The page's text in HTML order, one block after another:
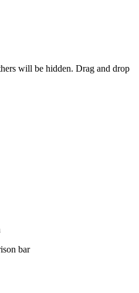
will be hidden. Drag and drop
bar